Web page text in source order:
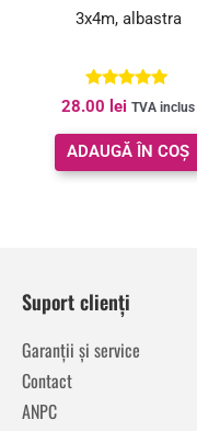
3x4m, albastra
Evaluat la
5.00
din 5
28.00 lei TVA inclus
ADAUGĂ ÎN COȘ
Suport clienți
Garanții și service
Contact
ANPC